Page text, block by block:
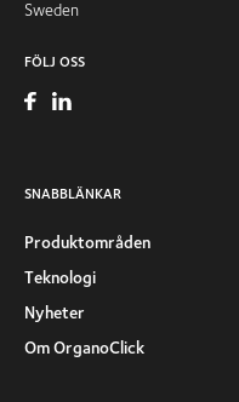
Sweden
FÖLJ OSS
SNABBLÄNKAR
Produktområden
Teknologi
Nyheter
Om OrganoClick